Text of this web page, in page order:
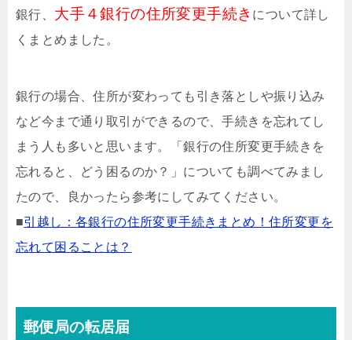
銀行、 大手４銀行の住所変更手続き について詳し
くまとめました。
銀行の場合、住所が変わっても引き落としや振り込み
など今まで通り取引ができるので、手続きを忘れてし
まう人も多いと思います。「銀行の住所変更手続きを
忘れると、どう困るのか？」についても調べてみまし
たので、良かったら参考にしてみてください。
■引越し：各銀行の住所変更手続きまとめ！住所変更を
忘れて困ることは？
郵便局の転居届